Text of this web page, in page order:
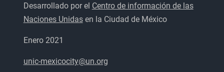
Desarrollado por el Centro de información de las
Naciones Unidasen la Ciudad de México
Enero 2021
unic-mexicocity@un.org